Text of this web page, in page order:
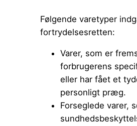
Følgende varetyper
fortrydelsesretten:
Varer, som er
forbrugerens
eller har fået et
personligt præg.
Forseglede varer,